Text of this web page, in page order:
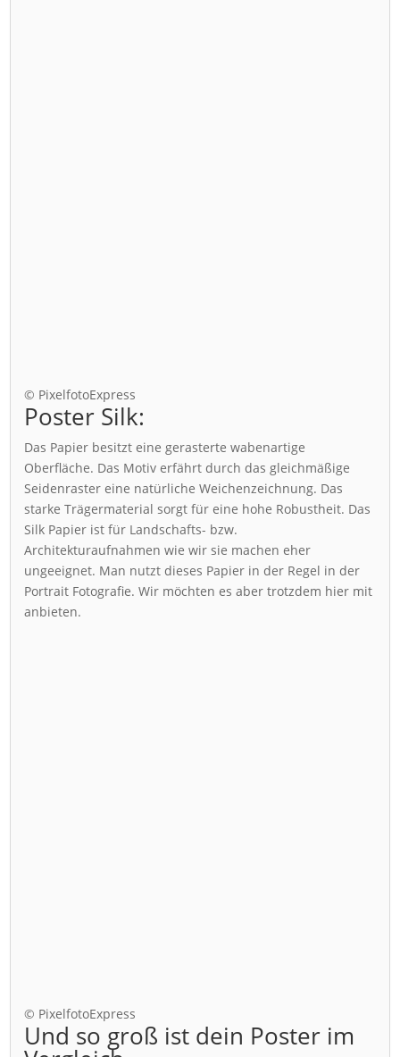
© PixelfotoExpress
Poster Silk:
Das Papier besitzt eine gerasterte wabenartige
Oberfläche. Das Motiv erfährt durch das gleichmäßige
Seidenraster eine natürliche Weichenzeichnung. Das
starke Trägermaterial sorgt für eine hohe Robustheit. Das
Silk Papier ist für Landschafts- bzw.
Architekturaufnahmen wie wir sie machen eher
ungeeignet. Man nutzt dieses Papier in der Regel in der
Portrait Fotografie. Wir möchten es aber trotzdem hier mit
anbieten.
© PixelfotoExpress
Und so groß ist dein Poster im